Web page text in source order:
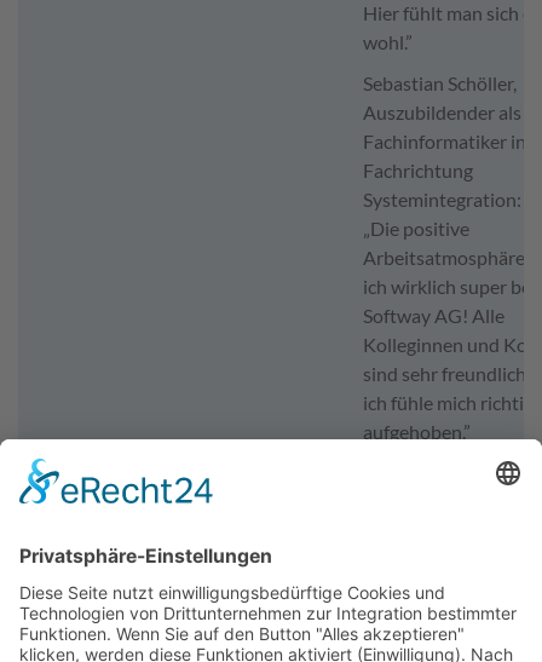
Hier fühlt man sich
wohl.”
Sebastian Schöller,
Auszubildender als
Fachinformatiker in
Fachrichtung
Systemintegration:
„Die positive
Arbeitsatmosphäre
ich wirklich super bei
Softway AG! Alle
Kolleginnen und
sind sehr freundlich
ich fühle mich richtig
aufgehoben.”
um den YouTube Video-Service
zu laden!
Wir verwenden einen Service eines Drittanbieters,